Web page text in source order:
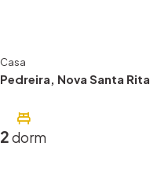
Casa
Pedreira, Nova Santa Rita
2 dorm